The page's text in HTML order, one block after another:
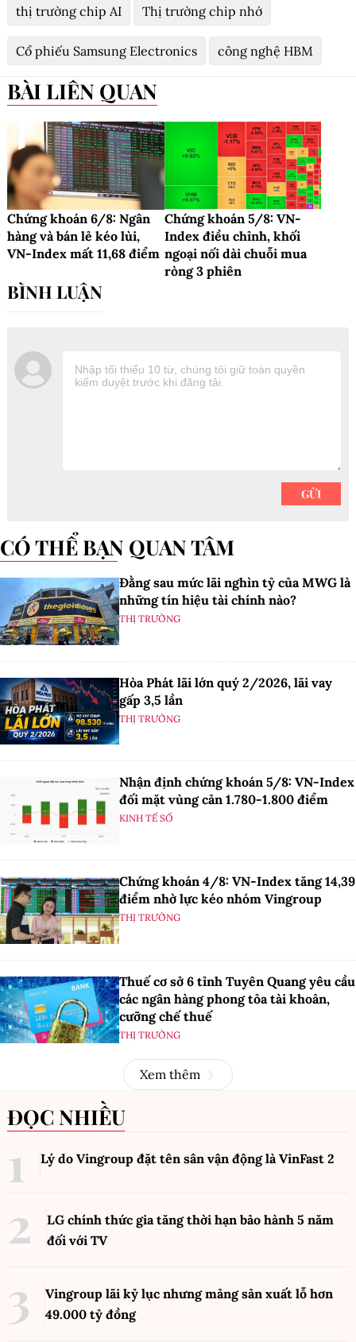
thị trường chip AI Thị trường chip nhớ
Cổ phiếu Samsung Electronics công nghệ HBM
BÀI LIÊN QUAN
Chứng khoán 6/8: Ngân
hàng và bán lẻ kéo lùi,
VN-Index mất 11,68 điểm
Chứng khoán 5/8: VN-
Index điều chỉnh, khối
ngoại nối dài chuỗi mua
ròng 3 phiên
CÓ THỂ BẠN QUAN TÂM
Đằng sau mức lãi nghìn tỷ của MWG là
những tín hiệu tài chính nào?
THỊ TRƯỜNG
Hòa Phát lãi lớn quý 2/2026, lãi vay
gấp 3,5 lần
THỊ TRƯỜNG
Nhận định chứng khoán 5/8: VN-Index
đối mặt vùng cản 1.780-1.800 điểm
KINH TẾ SỐ
Chứng khoán 4/8: VN-Index tăng 14,39
điểm nhờ lực kéo nhóm Vingroup
THỊ TRƯỜNG
Thuế cơ sở 6 tỉnh Tuyên Quang yêu cầu
các ngân hàng phong tỏa tài khoản,
cưỡng chế thuế
THỊ TRƯỜNG
Xem thêm
ĐỌC NHIỀU
Lý do Vingroup đặt tên sân vận động là VinFast 2
LG chính thức gia tăng thời hạn bảo hành 5 năm
đối với TV
Vingroup lãi kỷ lục nhưng mảng sản xuất lỗ hơn
49.000 tỷ đồng